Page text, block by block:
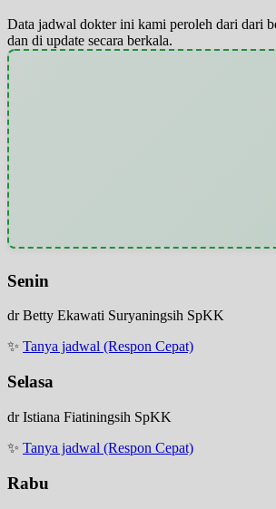
Data jadwal dokter ini kami peroleh dari dari
dan di update secara berkala.
Senin
dr Betty Ekawati Suryaningsih SpKK
✨ Tanya jadwal (Respon Cepat)
Selasa
dr Istiana Fiatiningsih SpKK
✨ Tanya jadwal (Respon Cepat)
Rabu